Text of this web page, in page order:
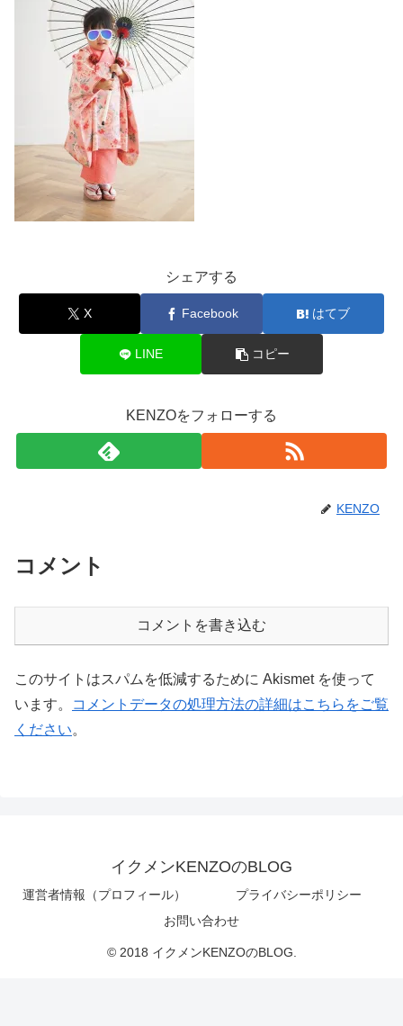
シェアする
X Facebook はてブ
LINE コピー
KENZOをフォローする
KENZO
コメント
コメントを書き込む
このサイトはスパムを低減するために Akismet を使って
います。
コメントデータの処理方法の詳細はこちらをご覧
ください。
イクメンKENZOのBLOG
運営者情報（プロフィール）
プライバシーポリシー
お問い合わせ
© 2018 イクメンKENZOのBLOG.